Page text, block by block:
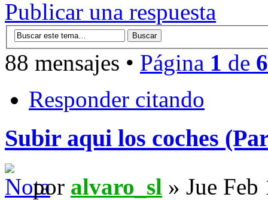
Publicar una respuesta
88 mensajes • Página 1 de 6
Responder citando
Subir aqui los coches
por alvaro_sl » Jue